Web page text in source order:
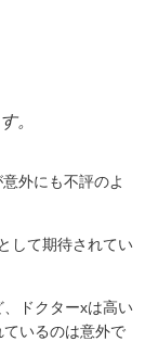
。
外にも不評のよ
して期待されてい
ドクターxは高い
いるのは意外で